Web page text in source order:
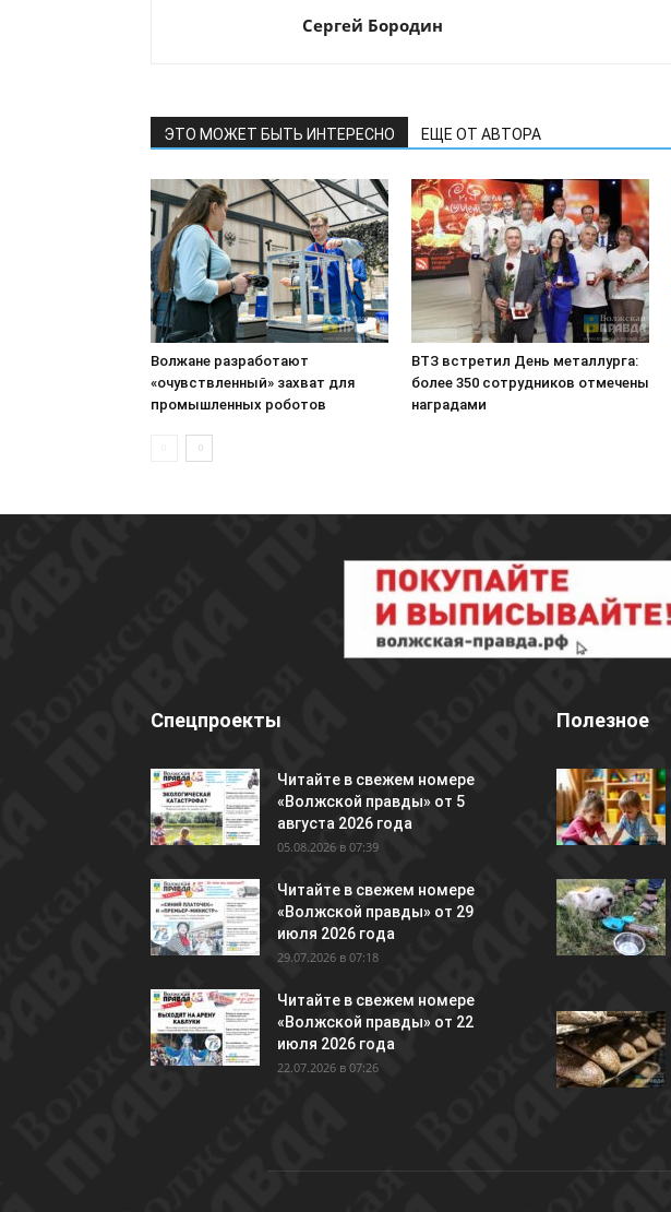
Сергей Бородин
ЭТО МОЖЕТ БЫТЬ ИНТЕРЕСНО ЕЩЕ ОТ АВТОРА
Волжане разработают
«очувствленный» захват для
промышленных роботов
ВТЗ встретил День металлурга:
более 350 сотрудников отмечены
наградами
Спецпроекты
Читайте в свежем номере
«Волжской правды» от 5
августа 2026 года
05.08.2026 в 07:39
Читайте в свежем номере
«Волжской правды» от 29
июля 2026 года
29.07.2026 в 07:18
Читайте в свежем номере
«Волжской правды» от 22
июля 2026 года
22.07.2026 в 07:26
Полезное